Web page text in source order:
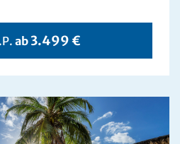
ab 3.499 €